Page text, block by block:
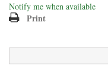
Notify me when available
Print